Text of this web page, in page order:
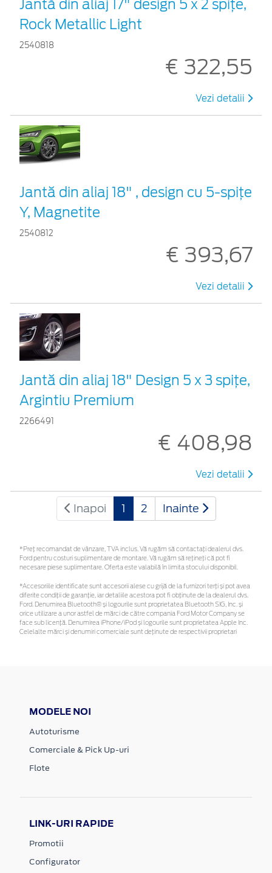
Jantă din aliaj 17" design 5 x 2 spițe,
Rock Metallic Light
2540818
€ 322,55
Vezi detalii
Jantă din aliaj 18" , design cu 5-spiţe
Y, Magnetite
2540812
€ 393,67
Vezi detalii
Jantă din aliaj 18" Design 5 x 3 spițe,
Argintiu Premium
2266491
€ 408,98
Vezi detalii
Inapoi 1 2 Inainte
*Preţ recomandat de vânzare, TVA inclus. Vă rugăm să contactaţi dealerul dvs.
Ford pentru costuri suplimentare de montare. Vă rugăm să rețineți că pot fi
necesare piese suplimentare. Oferta este valabilă în limita stocului disponibil.
*Accesoriile identificate sunt accesorii alese cu grijă de la furnizori terți și pot avea
diferite condiții de garanție, iar detaliile acestora pot fi obținute de la dealerul dvs.
Ford. Denumirea Bluetooth® și logourile sunt proprietatea Bluetooth SIG, Inc. și
orice utilizare a unor astfel de mărci de către compania Ford Motor Company se
face sub licență. Denumirea iPhone/iPod și logourile sunt proprietatea Apple Inc.
Celelalte mărci și denumiri comerciale sunt deținute de respectivii proprietari
MODELE NOI
Autoturisme
Comerciale & Pick Up-uri
Flote
LINK-URI RAPIDE
Promotii
Configurator